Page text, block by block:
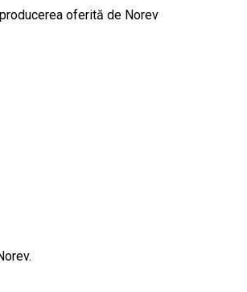
oferită de Norev